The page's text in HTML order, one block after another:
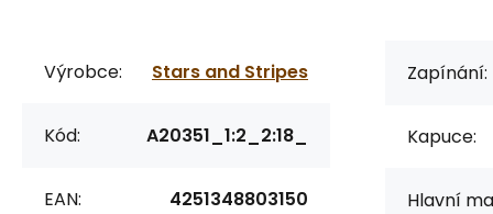
Výrobce: Stars and Stripes
Kód: A20351_1:2_2:18_
EAN: 4251348803150
Zapínání:
Kapuce:
Hlavní